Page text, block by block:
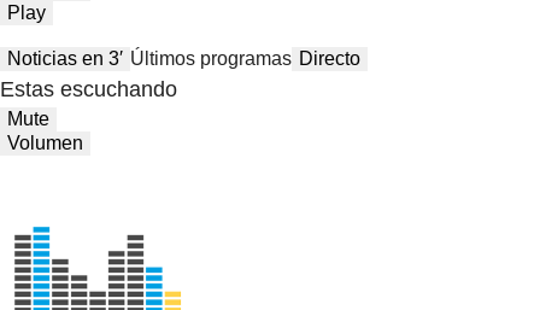
Play
Noticias en 3′ Últimos programas Directo
Estas escuchando
Mute
Volumen